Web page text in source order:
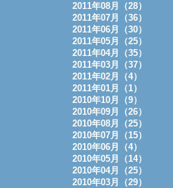
2011年08月（28）
2011年07月（36）
2011年06月（30）
2011年05月（25）
2011年04月（35）
2011年03月（37）
2011年02月（4）
2011年01月（1）
2010年10月（9）
2010年09月（26）
2010年08月（25）
2010年07月（15）
2010年06月（4）
2010年05月（14）
2010年04月（25）
2010年03月（29）